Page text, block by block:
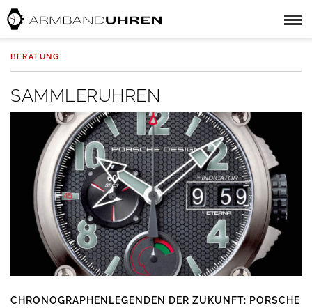
BERATUNG
SAMMLERUHREN
CHRONOGRAPHENLEGENDEN DER ZUKUNFT: PORSCHE